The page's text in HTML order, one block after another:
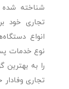
تجاری خود
انواع
نوع خدمات
را به بهترین
تجاری